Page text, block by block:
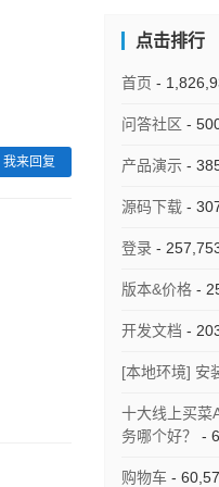
我来回复
点击排行
首页 -
问答社区 -
产品演示 -
源码下载 -
登录 -
版本&价格 -
开发文档 -
[本地环境] 安
十大线上买菜
务哪个好？
-
购物车 -